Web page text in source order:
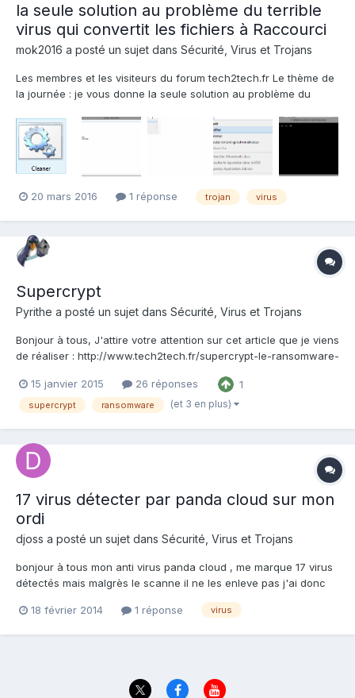
la seule solution au problème du terrible
virus qui convertit les fichiers à Raccourci
mok2016 a posté un sujet dans Sécurité, Virus et Trojans
Les membres et les visiteurs du forum tech2tech.fr Le thème de
la journée : je vous donne la seule solution au problème du
téléchargez le fichier suivant à partir du lien ci-dessous LIEN
SUPPRIME vous devrez cliq...
20 mars 2016 1 réponse trojan virus
Supercrypt
Pyrithe a posté un sujet dans Sécurité, Virus et Trojans
Bonjour à tous, J'attire votre attention sur cet article que je viens
de réaliser : http://www.tech2tech.fr/supercrypt-le-ransomware-
solution autre que de payer la rançon. Il est possible de
récupérer ses données, mais j'espère qu'u...
15 janvier 2015 26 réponses 1
supercrypt ransomware (et 3 en plus)
17 virus détecter par panda cloud sur mon
ordi
djoss a posté un sujet dans Sécurité, Virus et Trojans
bonjour à tous mon anti virus panda cloud , me marque 17 virus
détectés mais malgrès le scanne il ne les enleve pas j'ai donc
Acer par chat mais leurs seul solution c'est réinstaler ou alt +
18 février 2014 1 réponse virus